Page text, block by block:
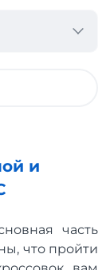
и
часть
что пройти